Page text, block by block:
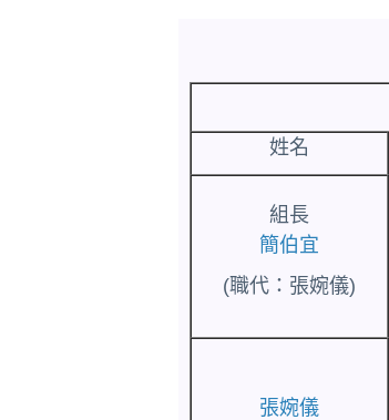
姓名
組長
簡伯宜
(職代：張婉儀)
張婉儀